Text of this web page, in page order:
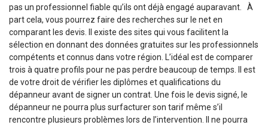
pas un professionnel fiable qu’ils ont déjà engagé auparavant. À
part cela, vous pourrez faire des recherches sur le net en
comparant les devis. Il existe des sites qui vous facilitent la
sélection en donnant des données gratuites sur les professionnels
compétents et connus dans votre région. L’idéal est de comparer
trois à quatre profils pour ne pas perdre beaucoup de temps. Il est
de votre droit de vérifier les diplômes et qualifications du
dépanneur avant de signer un contrat. Une fois le devis signé, le
dépanneur ne pourra plus surfacturer son tarif même s’il
rencontre plusieurs problèmes lors de l’intervention. Il ne pourra